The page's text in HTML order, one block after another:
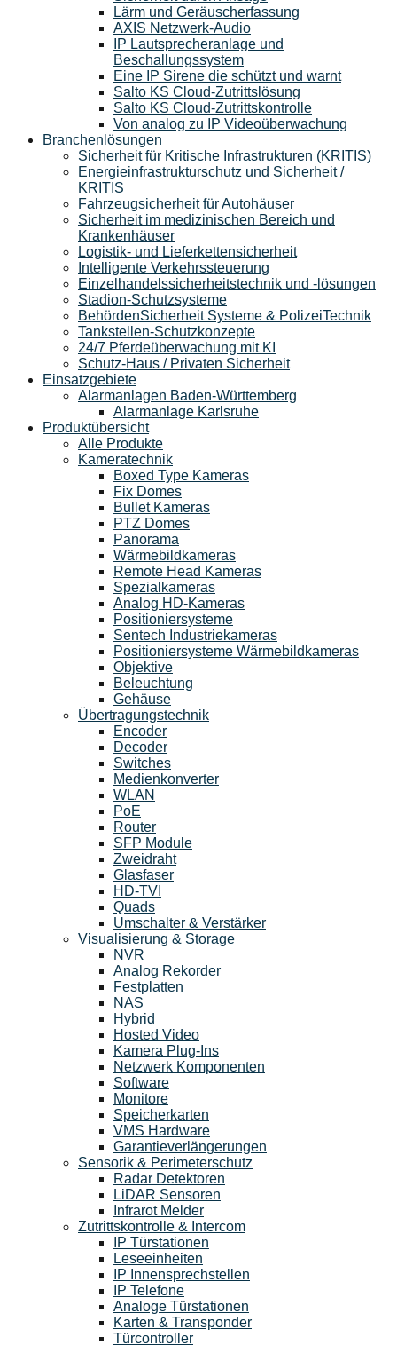
Lärm und Geräuscherfassung
AXIS Netzwerk-Audio
IP Lautsprecheranlage und
Beschallungssystem
Eine IP Sirene die schützt und warnt
Salto KS Cloud-Zutrittslösung
Salto KS Cloud-Zutrittskontrolle
Von analog zu IP Videoüberwachung
Branchenlösungen
Sicherheit für Kritische Infrastrukturen (KRITIS)
Energieinfrastrukturschutz und Sicherheit /
KRITIS
Fahrzeugsicherheit für Autohäuser
Sicherheit im medizinischen Bereich und
Krankenhäuser
Logistik- und Lieferkettensicherheit
Intelligente Verkehrssteuerung
Einzelhandelssicherheitstechnik und -lösungen
Stadion-Schutzsysteme
BehördenSicherheit Systeme & PolizeiTechnik
Tankstellen-Schutzkonzepte​
24/7 Pferdeüberwachung mit KI
Schutz-Haus / Privaten Sicherheit
Einsatzgebiete
Alarmanlagen Baden-Württemberg
Alarmanlage Karlsruhe
Produktübersicht
Alle Produkte
Kameratechnik
Boxed Type Kameras
Fix Domes
Bullet Kameras
PTZ Domes
Panorama
Wärmebildkameras
Remote Head Kameras
Spezialkameras
Analog HD-Kameras
Positioniersysteme
Sentech Industriekameras
Positioniersysteme Wärmebildkameras
Objektive
Beleuchtung
Gehäuse
Übertragungstechnik
Encoder
Decoder
Switches
Medienkonverter
WLAN
PoE
Router
SFP Module
Zweidraht
Glasfaser
HD-TVI
Quads
Umschalter & Verstärker
Visualisierung & Storage
NVR
Analog Rekorder
Festplatten
NAS
Hybrid
Hosted Video
Kamera Plug-Ins
Netzwerk Komponenten
Software
Monitore
Speicherkarten
VMS Hardware
Garantieverlängerungen
Sensorik & Perimeterschutz
Radar Detektoren
LiDAR Sensoren
Infrarot Melder
Zutrittskontrolle & Intercom
IP Türstationen
Leseeinheiten
IP Innensprechstellen
IP Telefone
Analoge Türstationen
Karten & Transponder
Türcontroller